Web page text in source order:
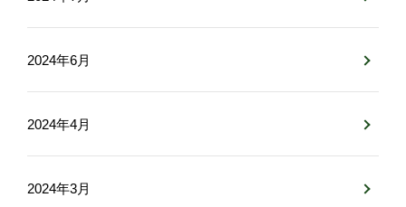
2024年6月
2024年4月
2024年3月